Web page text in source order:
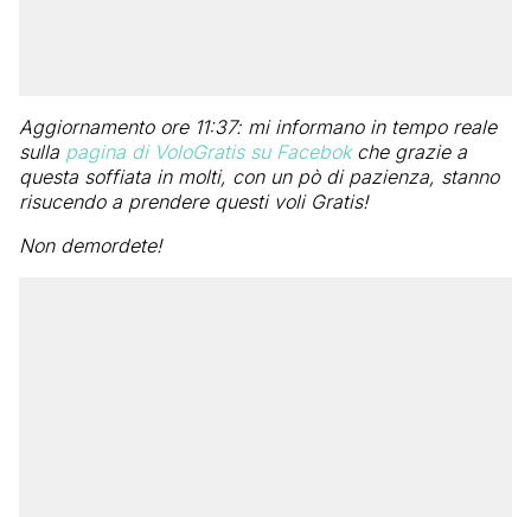
Aggiornamento ore 11:37: mi informano in tempo reale
sulla pagina di VoloGratis su Facebokche grazie a
questa soffiata in molti, con un pò di pazienza, stanno
risucendo a prendere questi voli Gratis!
Non demordete!